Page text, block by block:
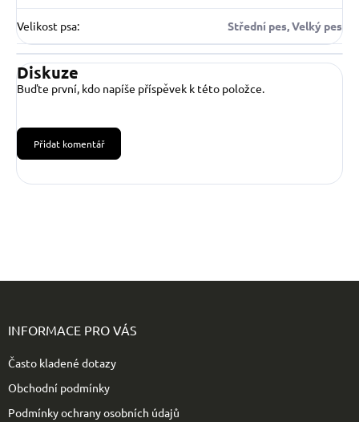
Velikost psa: Střední pes, Velký pes
Diskuze
Buďte první, kdo napíše příspěvek k této položce.
Přidat komentář
INFORMACE PRO VÁS
Často kladené dotazy
Obchodní podmínky
Podmínky ochrany osobních údajů